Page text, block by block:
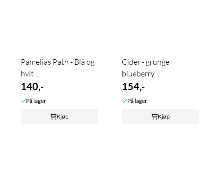
Pamelias Path - Blå og
hvit ...
140,-
På lager
Kjøp
Cider - grunge
blueberry ...
154,-
På lager
Kjøp